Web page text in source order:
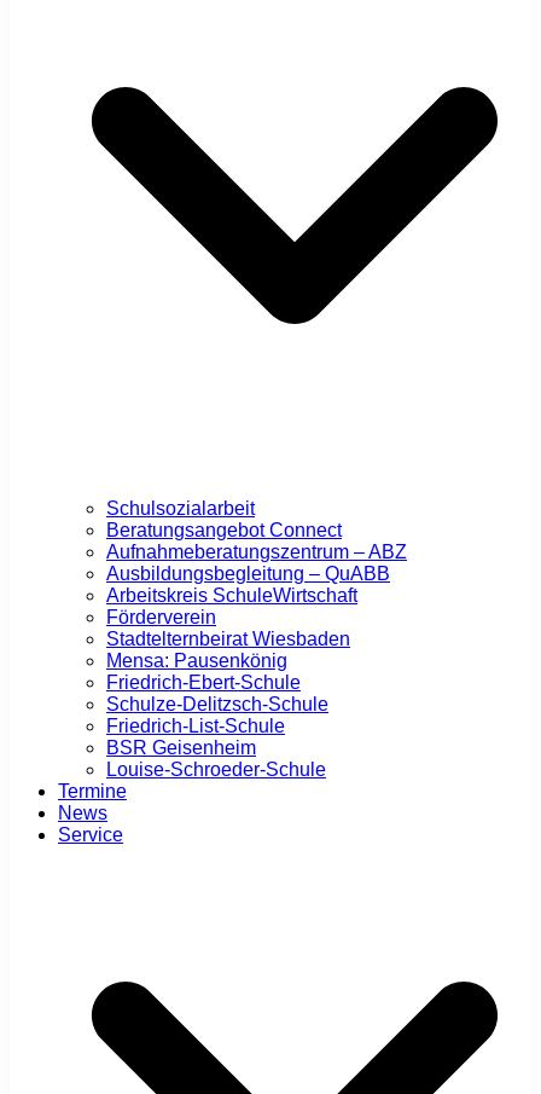
Schulsozialarbeit
Beratungsangebot Connect
Aufnahmeberatungszentrum – ABZ
Ausbildungsbegleitung – QuABB
Arbeitskreis SchuleWirtschaft
Förderverein
Stadtelternbeirat Wiesbaden
Mensa: Pausenkönig
Friedrich-Ebert-Schule
Schulze-Delitzsch-Schule
Friedrich-List-Schule
BSR Geisenheim
Louise-Schroeder-Schule
Termine
News
Service